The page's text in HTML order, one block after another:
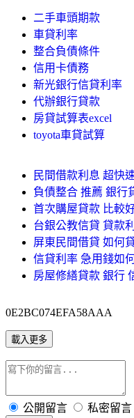
二手車頭期款
車貸利率
整合負債條件
信用卡債務
新光銀行信貸利率
代辦銀行貸款
房貸試算表excel
toyota車貸試算
民間借款利息 超快
負債整合 推薦 銀行
首次購屋貸款 比較
台銀公教信貸 貸款
屏東民間借貸 如何
信貸利率 急用錢如
房屋修繕貸款 銀行
0E2BC074EFA58AAA
載入更多
公開留言 私密留言